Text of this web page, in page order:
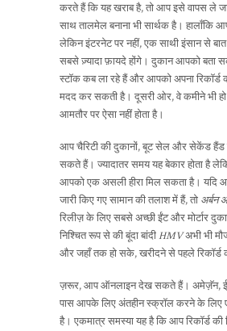
करते हैं कि यह खराब है, तो आप इसे वापस ले
साथ तालमेल बनाना भी सार्थक है। हालाँकि
लेकिन इंटरनेट पर नहीं, एक साथी इंसान से
सबसे ज़्यादा फ़ायदे होंगे। दुकान आपको बता
स्टॉक कब ला रहे हैं और आपको अपना रिकॉर्ड
मदद कर सकती है। दूसरी ओर, वे कमीने भी
आमतौर पर ऐसा नहीं होता है।
आप चैरिटी की दुकानों, बूट सेल और सेकेंड हैंड
सकते हैं। ज्यादातर समय यह बेकार होता है
आपको एक असली हीरा मिल सकता है। यदि
जारी किए गए सामान की तलाश में हैं, तो अर्बन
रिलीज़ के लिए सबसे अच्छी ईंट और मोर्टार
निश्चित रूप से की बूंदा बांदीHMVअभी भी
और जहाँ तक हो सके, खरीदने से पहले रिकॉर्ड
ज़रूर, आप ऑनलाइन देख सकते हैं। अमेज़ॅन,
पास आपके लिए अंतहीन स्क्रॉल करने के लिए
है। एकमात्र समस्या यह है कि आप रिकॉर्ड की